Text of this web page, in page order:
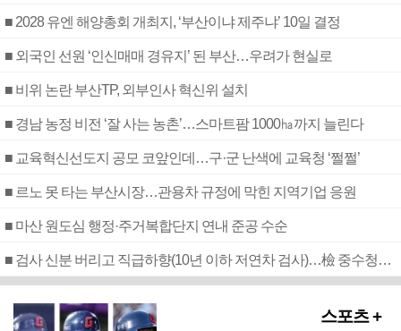
■ 2028 유엔 해양총회 개최지, ‘부산이냐 제주냐’ 10일 결정
■ 외국인 선원 ‘인신매매 경유지’ 된 부산…우려가 현실로
■ 비위 논란 부산TP, 외부인사 혁신위 설치
■ 경남 농정 비전 ‘잘 사는 농촌’…스마트팜 1000㏊까지 늘린다
■ 교육혁신선도지 공모 코앞인데…구·군 난색에 교육청 ‘쩔쩔’
■ 르노 못 타는 부산시장…관용차 규정에 막힌 지역기업 응원
■ 마산 원도심 행정·주거복합단지 연내 준공 수순
■ 검사 신분 버리고 직급하향(10년 이하 저연차 검사)…檢 중수청행 기피
스포츠 +